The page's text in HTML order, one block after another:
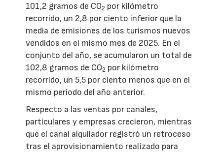
101,2 gramos de CO2 por kilómetro
recorrido, un 2,8 por ciento inferior que la
media de emisiones de los turismos nuevos
vendidos en el mismo mes de 2025. En el
conjunto del año, se acumularon un total de
102,8 gramos de CO2 por kilómetro
recorrido, un 5,5 por ciento menos que en el
mismo periodo del año anterior.
Respecto a las ventas por canales,
particulares y empresas crecieron, mientras
que el canal alquilador registró un retroceso
tras el aprovisionamiento realizado para